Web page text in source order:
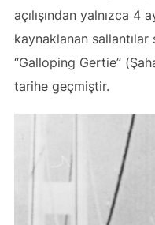
açılışından yalnızca
kaynaklanan sallantılar
“Galloping Gertie”
tarihe geçmiştir.